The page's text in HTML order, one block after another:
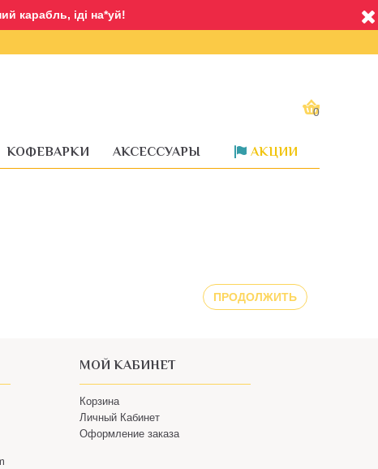
карабль, іді на*уй!
0
КОФЕВАРКИ АКСЕССУАРЫ АКЦИИ
ПРОДОЛЖИТЬ
МОЙ КАБИНЕТ
Корзина
Личный Кабинет
Оформление заказа